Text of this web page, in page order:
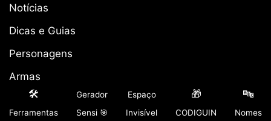
Notícias
Dicas e Guias
Personagens
Armas
Pets🛠️
Ferramentas
Gerador
Sensi 🎯
Espaço
Invisível
🎁
CODIGUIN
🔤
Nomes